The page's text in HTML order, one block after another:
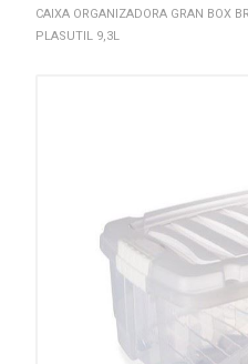
CAIXA ORGANIZADORA GRAN BOX
PLASUTIL 9,3L